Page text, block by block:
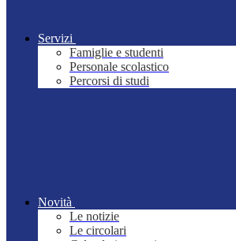
Servizi
Famiglie e studenti
Personale scolastico
Percorsi di studi
Novità
Le notizie
Le circolari